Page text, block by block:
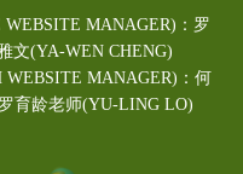
MANAGER)：罗
文(YA-WEN CHENG)
MANAGER)：何
育龄老师(YU-LING LO)